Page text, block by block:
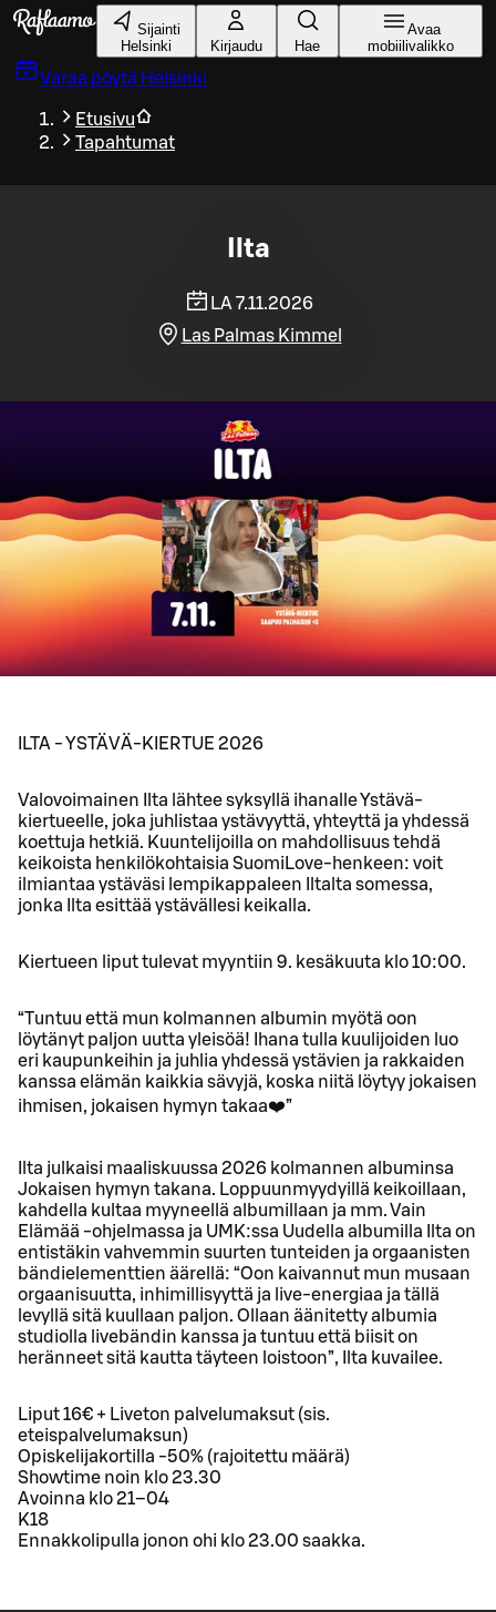
Siirry pääsisältöön
Sijainti
Helsinki
Kirjaudu Hae
Avaa
mobiilivalikko
Varaa pöytä Helsinki
Etusivu
Tapahtumat
Ilta
LA 7.11.2026
Las Palmas Kimmel
ILTA - YSTÄVÄ-KIERTUE 2026
Valovoimainen Ilta lähtee syksyllä ihanalle Ystävä-
kiertueelle, joka juhlistaa ystävyyttä, yhteyttä ja yhdessä
koettuja hetkiä. Kuuntelijoilla on mahdollisuus tehdä
keikoista henkilökohtaisia SuomiLove-henkeen: voit
ilmiantaa ystäväsi lempikappaleen Iltalta somessa,
jonka Ilta esittää ystävällesi keikalla.
Kiertueen liput tulevat myyntiin 9. kesäkuuta klo 10:00.
“Tuntuu että mun kolmannen albumin myötä oon
löytänyt paljon uutta yleisöä! Ihana tulla kuulijoiden luo
eri kaupunkeihin ja juhlia yhdessä ystävien ja rakkaiden
kanssa elämän kaikkia sävyjä, koska niitä löytyy jokaisen
ihmisen, jokaisen hymyn takaa❤️”
Ilta julkaisi maaliskuussa 2026 kolmannen albuminsa
Jokaisen hymyn takana. Loppuunmyydyillä keikoillaan,
kahdella kultaa myyneellä albumillaan ja mm. Vain
Elämää -ohjelmassa ja UMK:ssa Uudella albumilla Ilta on
entistäkin vahvemmin suurten tunteiden ja orgaanisten
bändielementtien äärellä: “Oon kaivannut mun musaan
orgaanisuutta, inhimillisyyttä ja live-energiaa ja tällä
levyllä sitä kuullaan paljon. Ollaan äänitetty albumia
studiolla livebändin kanssa ja tuntuu että biisit on
heränneet sitä kautta täyteen loistoon”, Ilta kuvailee.
Liput 16€ + Liveton palvelumaksut (sis.
eteispalvelumaksun)
Opiskelijakortilla -50% (rajoitettu määrä)
Showtime noin klo 23.30
Avoinna klo 21–04
K18
Ennakkolipulla jonon ohi klo 23.00 saakka.